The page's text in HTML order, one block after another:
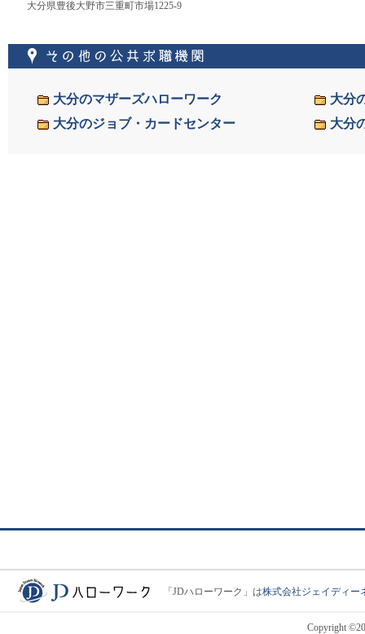
大分県豊後大野市三重町市場1225-9
大分のマザーズハローワーク
大分
大分のジョブ・カードセンター
大分
「JDハローワーク」は株式会社ジェイディー
Copyright